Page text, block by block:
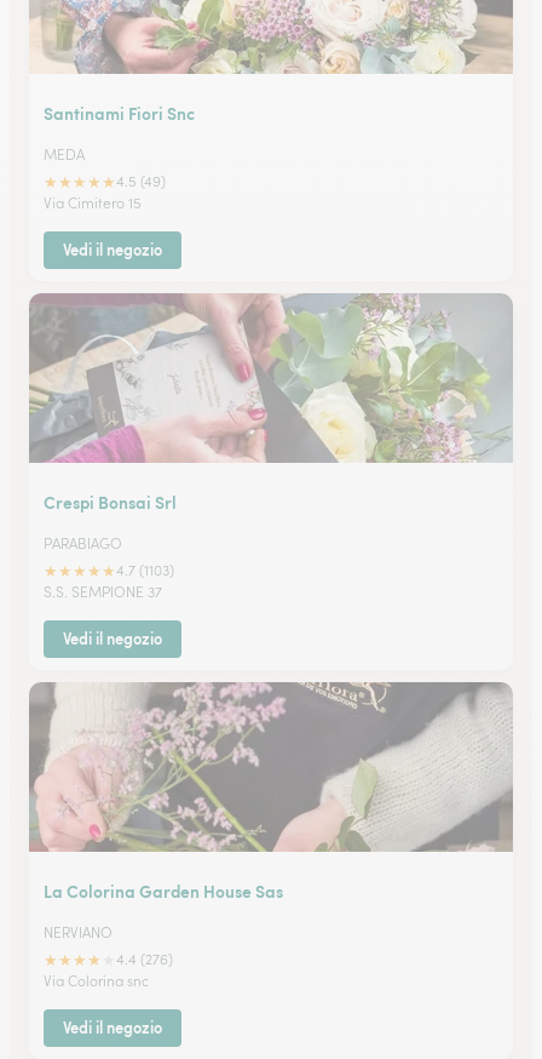
Santinami Fiori Snc
MEDA
★★★★★4.5 (49)
Via Cimitero 15
Vedi il negozio
Crespi Bonsai Srl
PARABIAGO
★★★★★4.7 (1103)
S.S. SEMPIONE 37
Vedi il negozio
La Colorina Garden House Sas
NERVIANO
★★★★
4.4 (276)
Via Colorina snc
Vedi il negozio